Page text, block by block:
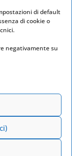
di default
di cookie o
negativamente su